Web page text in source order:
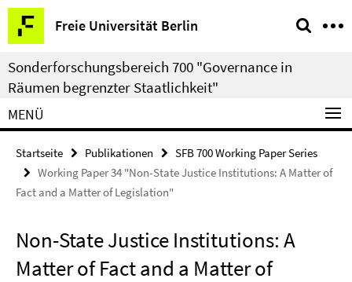
Springe
direkt
zu
Inhalt
Freie Universität Berlin
Service-
Navigation
Sonderforschungsbereich 700 "Governance in
Räumen begrenzter Staatlichkeit"
MENÜ
Startseite Publikationen
SFB 700 Working Paper Series
Working Paper 34 "Non-State Justice Institutions: A Matter of
Fact and a Matter of Legislation"
Non-State Justice Institutions: A
Matter of Fact and a Matter of